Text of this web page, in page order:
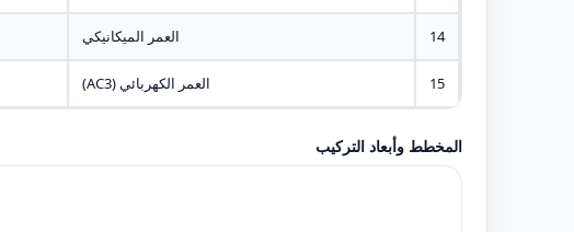
14 العمر الميكانيكي
15 العمر الكهربائي (AC3)
المخطط وأبعاد التركيب